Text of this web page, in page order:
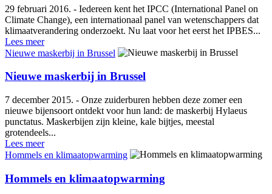
29 februari 2016. - Iedereen kent het IPCC (International Panel on
Climate Change), een internationaal panel van wetenschappers dat
klimaatverandering onderzoekt. Nu laat voor het eerst het IPBES...
Lees meer
Nieuwe maskerbij in Brussel
Nieuwe maskerbij in Brussel
7 december 2015. - Onze zuiderburen hebben deze zomer een
nieuwe bijensoort ontdekt voor hun land: de maskerbij Hylaeus
punctatus. Maskerbijen zijn kleine, kale bijtjes, meestal
grotendeels...
Lees meer
Hommels en klimaatopwarming
Hommels en klimaatopwarming